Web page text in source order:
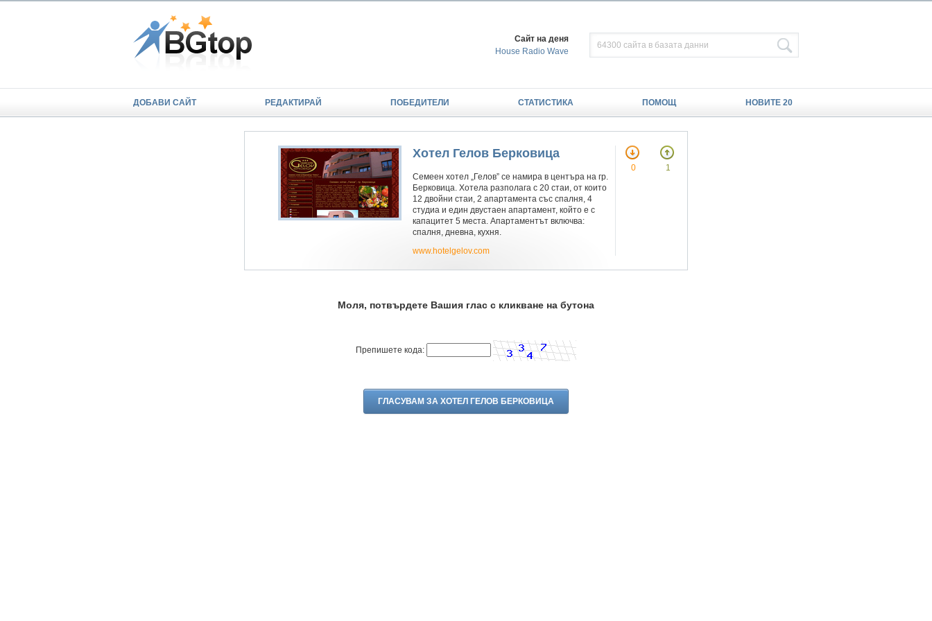
Сайт на деня
House Radio Wave
ДОБАВИ САЙТ РЕДАКТИРАЙ ПОБЕДИТЕЛИ СТАТИСТИКА ПОМОЩ НОВИТЕ 20
Хотел Гелов Берковица
Семеен хотел „Гелов” се намира в центъра на гр.
Берковица. Хотела разполага с 20 стаи, от които
12 двойни стаи, 2 апартамента със спалня, 4
студиа и един двустаен апартамент, който е с
капацитет 5 места. Апартаментът включва:
спалня, дневна, кухня.
www.hotelgelov.com
0 1
Моля, потвърдете Вашия глас с кликване на бутона
Препишете кода: